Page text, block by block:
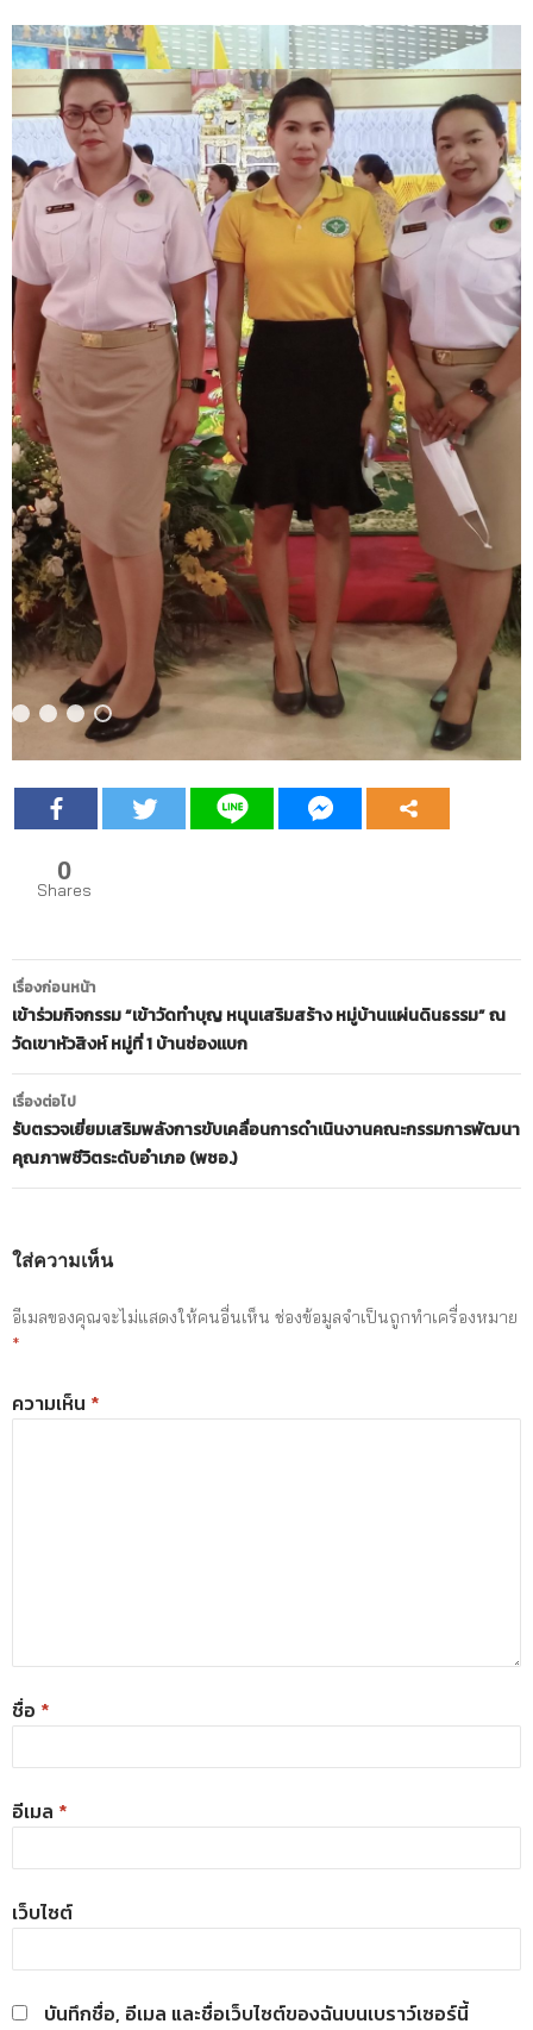
0
Shares
เมนู
นำทาง
เรื่อง
เรื่องก่อนหน้า
เข้าร่วมกิจกรรม “เข้าวัดทำบุญ หนุนเสริมสร้าง หมู่บ้านแผ่นดินธรรม” ณ
วัดเขาหัวสิงห์ หมู่ที่ 1 บ้านช่องแบก
เรื่องต่อไป
รับตรวจเยี่ยมเสริมพลังการขับเคลื่อนการดำเนินงานคณะกรรมการพัฒนา
คุณภาพชีวิตระดับอำเภอ (พชอ.)
ใส่ความเห็น
อีเมลของคุณจะไม่แสดงให้คนอื่นเห็น ช่องข้อมูลจำเป็นถูกทำเครื่องหมาย
*
ความเห็น *
ชื่อ *
อีเมล *
เว็บไซต์
บันทึกชื่อ, อีเมล และชื่อเว็บไซต์ของฉันบนเบราว์เซอร์นี้